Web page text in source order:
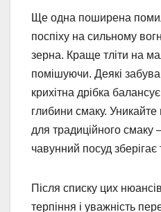
Ще одна поширена
поспіху на сильному
зерна. Краще тліти на
помішуючи. Деякі
крихітна дрібка
глибини смаку.
для традиційного
чавунний посуд
Після списку цих
терпіння і уважність